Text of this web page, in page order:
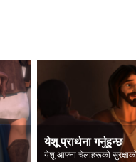
येशू प्रार्थना गर्नुहुन्छ